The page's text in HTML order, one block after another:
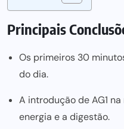
Principais
Os primeiros 30
do dia.
A introdução de AG1
energia e a digestão.